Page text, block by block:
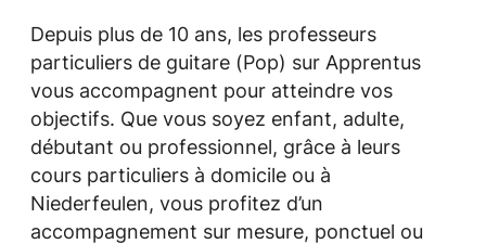
Depuis plus de 10 ans, les professeurs
particuliers de guitare (Pop) sur Apprentus
vous accompagnent pour atteindre vos
objectifs. Que vous soyez enfant, adulte,
débutant ou professionnel, grâce à leurs
cours particuliers à domicile ou à
Niederfeulen, vous profitez d’un
accompagnement sur mesure, ponctuel ou